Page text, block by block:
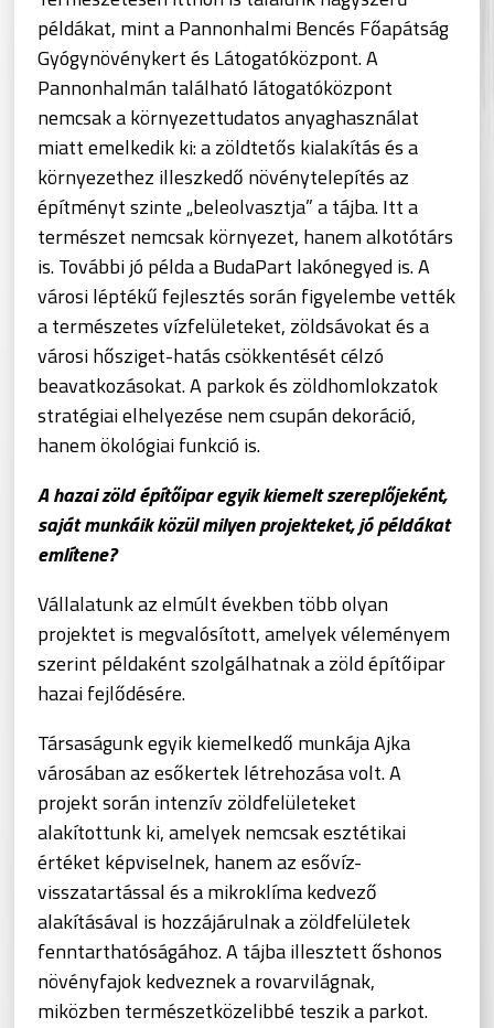
példákat, mint a Pannonhalmi Bencés Főapátság
Gyógynövénykert és Látogatóközpont. A
Pannonhalmán található látogatóközpont
nemcsak a környezettudatos anyaghasználat
miatt emelkedik ki: a zöldtetős kialakítás és a
környezethez illeszkedő növénytelepítés az
építményt szinte „beleolvasztja” a tájba. Itt a
természet nemcsak környezet, hanem alkotótárs
is. További jó példa a BudaPart lakónegyed is. A
városi léptékű fejlesztés során figyelembe vették
a természetes vízfelületeket, zöldsávokat és a
városi hősziget-hatás csökkentését célzó
beavatkozásokat. A parkok és zöldhomlokzatok
stratégiai elhelyezése nem csupán dekoráció,
hanem ökológiai funkció is.
A hazai zöld építőipar egyik kiemelt szereplőjeként,
saját munkáik közül milyen projekteket, jó példákat
említene?
Vállalatunk az elmúlt években több olyan
projektet is megvalósított, amelyek véleményem
szerint példaként szolgálhatnak a zöld építőipar
hazai fejlődésére.
Társaságunk egyik kiemelkedő munkája Ajka
városában az esőkertek létrehozása volt. A
projekt során intenzív zöldfelületeket
alakítottunk ki, amelyek nemcsak esztétikai
értéket képviselnek, hanem az esővíz-
visszatartással és a mikroklíma kedvező
alakításával is hozzájárulnak a zöldfelületek
fenntarthatóságához. A tájba illesztett őshonos
növényfajok kedveznek a rovarvilágnak,
miközben természetközelibbé teszik a parkot.